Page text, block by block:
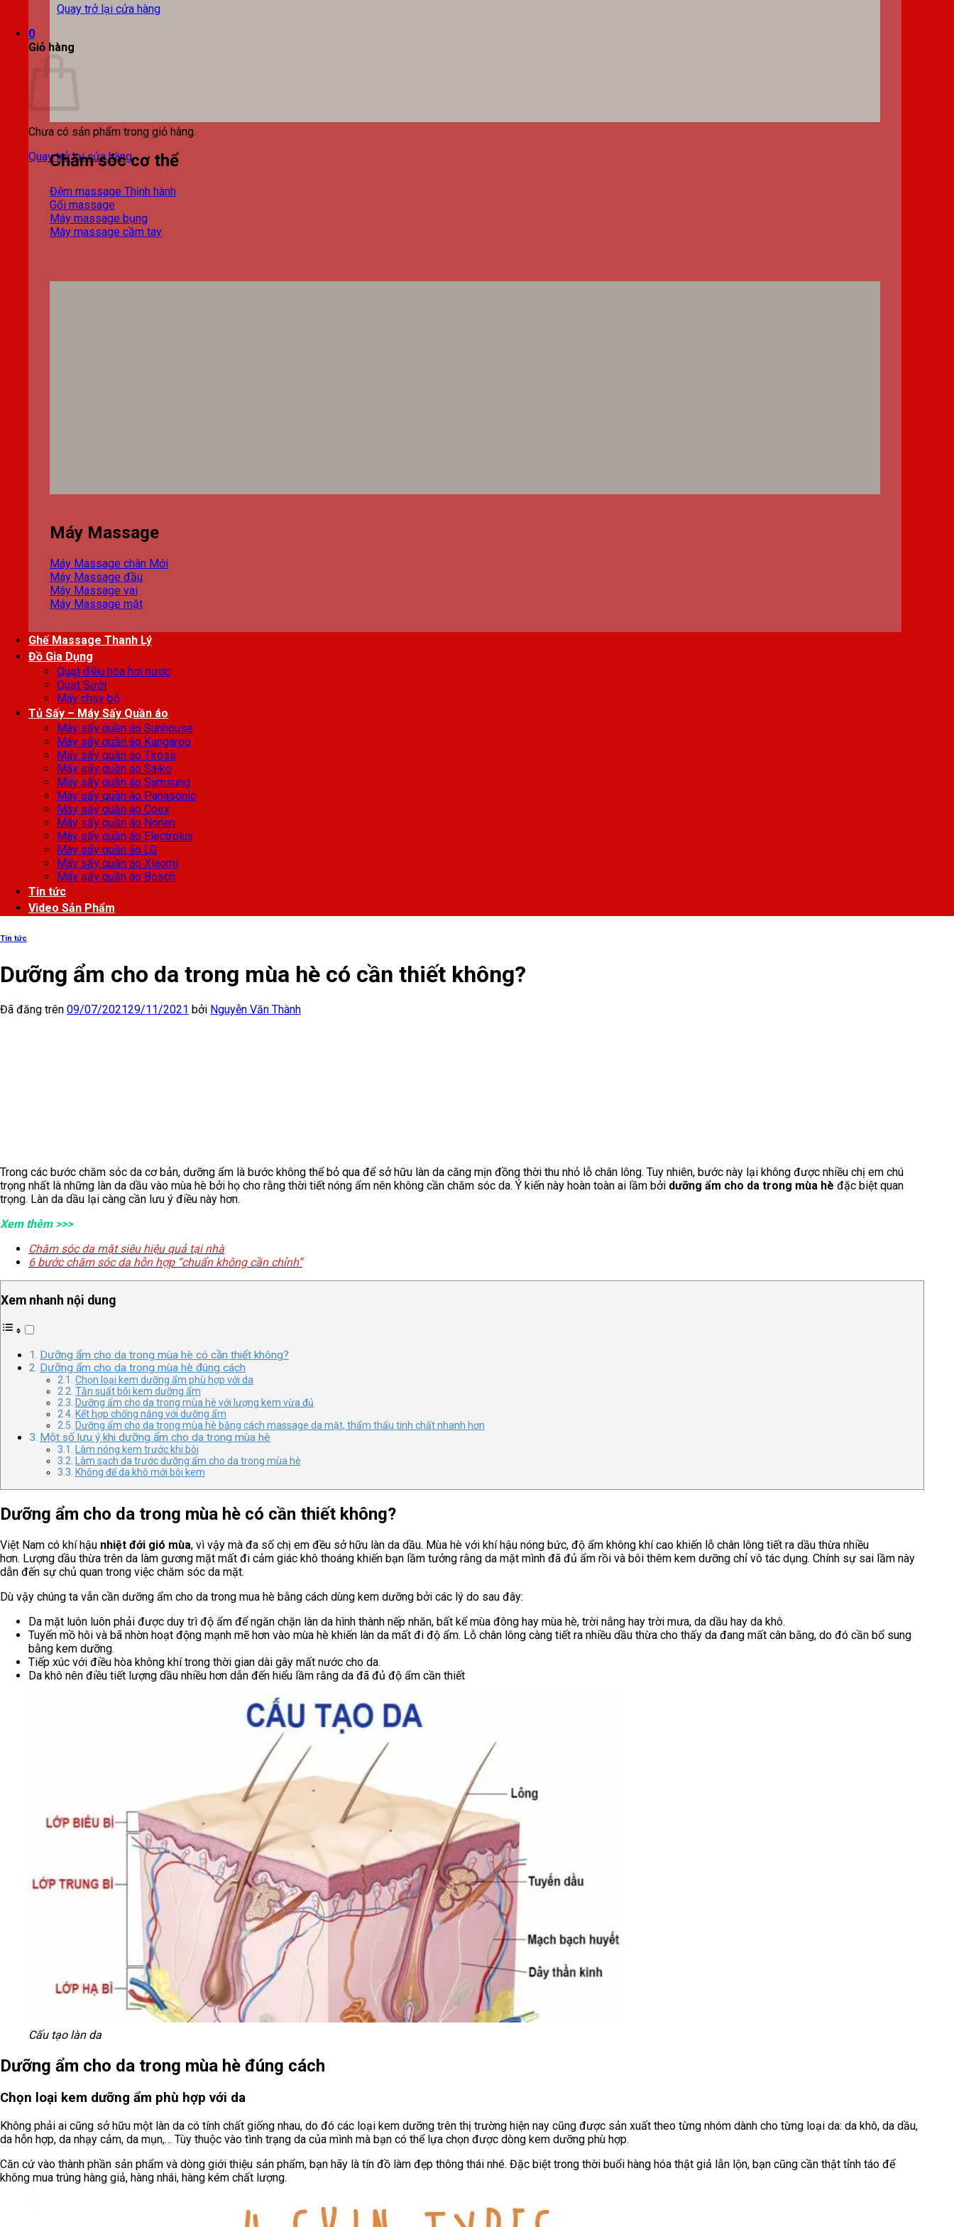
Quay trở lại cửa hàng
0
Giỏ hàng
Chưa có sản phẩm trong giỏ hàng.
Quay trở lại cửa hàng
Chăm sóc cơ thể
Đệm massage
Gối massage
Máy massage bụng
Máy massage cầm tay
Máy Massage
Máy Massage chân
Máy Massage đầu
Máy Massage vai
Máy Massage mặt
Ghế Massage Thanh Lý
Đồ Gia Dụng
Quạt điều hòa hơi nước
Quạt Sưởi
Máy chạy bộ
Tủ Sấy – Máy Sấy Quần áo
Máy sấy quần áo Sunhouse
Máy sấy quần áo Kangaroo
Máy sấy quần áo Tiross
Máy sấy quần áo Saiko
Máy sấy quần áo Samsung
Máy sấy quần áo Panasonic
Máy sấy quần áo Coex
Máy sấy quần áo Nonan
Máy sấy quần áo Electrolux
Máy sấy quần áo LG
Máy sấy quần áo Xiaomi
Máy sấy quần áo Bosch
Tin tức
Video Sản Phẩm
Tin tức
Dưỡng ẩm cho da trong mùa hè có cần thiết không?
Đã đăng trên 09/07/202129/11/2021 bởi Nguyễn Văn Thành
Trong các bước chăm sóc da cơ bản, dưỡng ẩm là bước không thể bỏ qua để sở hữu làn da căng mịn đồng thời thu nhỏ lỗ chân lông. Tuy nhiên, bước này lại không được nhiều chị em chú
trọng nhất là những làn da dầu vào mùa hè bởi họ cho rằng thời tiết nóng ẩm nên không cần chăm sóc da. Ý kiến này hoàn toàn ai lầm bởi dưỡng ẩm cho da trong mùa hè đặc biệt quan
trọng. Làn da dầu lại càng cần lưu ý điều này hơn.
Xem thêm >>>
Chăm sóc da mặt siêu hiệu quả tại nhà
6 bước chăm sóc da hỗn hợp “chuẩn không cần chỉnh”
Xem nhanh nội dung
Dưỡng ẩm cho da trong mùa hè có cần thiết không?
Dưỡng ẩm cho da trong mùa hè đúng cách
Chọn loại kem dưỡng ẩm phù hợp với da
Tần suất bôi kem dưỡng ẩm
Dưỡng ẩm cho da trong mùa hè với lượng kem vừa đủ
Kết hợp chống nắng với dưỡng ẩm
Dưỡng ẩm cho da trong mùa hè bằng cách massage da mặt, thẩm thấu tinh chất nhanh hơn
Một số lưu ý khi dưỡng ẩm cho da trong mùa hè
Làm nóng kem trước khi bôi
Làm sạch da trước dưỡng ẩm cho da trong mùa hè
Không để da khô mới bôi kem
Dưỡng ẩm cho da trong mùa hè có cần thiết không?
Việt Nam có khí hậu nhiệt đới gió mùa, vì vậy mà đa số chị em đều sở hữu làn da dầu. Mùa hè với khí hậu nóng bức, độ ẩm không khí cao khiến lỗ chân lông tiết ra dầu thừa nhiều
hơn. Lượng dầu thừa trên da làm gương mặt mất đi cảm giác khô thoáng khiến bạn lầm tưởng rằng da mặt mình đã đủ ẩm rồi và bôi thêm kem dưỡng chỉ vô tác dụng. Chính sự sai lầm này
dẫn đến sự chủ quan trong việc chăm sóc da mặt.
Dù vậy chúng ta vẫn cần dưỡng ẩm cho da trong mua hè bằng cách dùng kem dưỡng bởi các lý do sau đây:
Da mặt luôn luôn phải được duy trì độ ẩm để ngăn chặn làn da hình thành nếp nhăn, bất kể mùa đông hay mùa hè, trời nắng hay trời mưa, da dầu hay da khô.
Tuyến mồ hôi và bã nhờn hoạt động mạnh mẽ hơn vào mùa hè khiến làn da mất đi độ ẩm. Lỗ chân lông càng tiết ra nhiều dầu thừa cho thấy da đang mất cân bằng, do đó cần bổ sung
bằng kem dưỡng.
Tiếp xúc với điều hòa không khí trong thời gian dài gây mất nước cho da.
Da khô nên điều tiết lượng dầu nhiều hơn dẫn đến hiểu lầm rằng da đã đủ độ ẩm cần thiết
Cấu tạo làn da
Dưỡng ẩm cho da trong mùa hè đúng cách
Chọn loại kem dưỡng ẩm phù hợp với da
Không phải ai cũng sở hữu một làn da có tính chất giống nhau, do đó các loại kem dưỡng trên thị trường hiện nay cũng được sản xuất theo từng nhóm dành cho từng loại da: da khô, da dầu,
da hỗn hợp, da nhạy cảm, da mụn,… Tùy thuộc vào tình trạng da của mình mà bạn có thể lựa chọn được dòng kem dưỡng phù hợp.
Căn cứ vào thành phần sản phẩm và dòng giới thiệu sản phẩm, bạn hãy là tín đồ làm đẹp thông thái nhé. Đặc biệt trong thời buổi hàng hóa thật giả lẫn lộn, bạn cũng cần thật tỉnh táo để
không mua trúng hàng giả, hàng nhái, hàng kém chất lượng.